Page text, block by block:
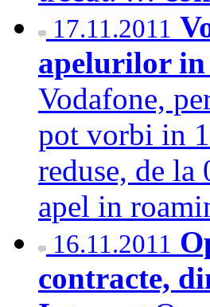
17.11.2011
apelurilor
Vodafone,
pot vorbi in
reduse, de
apel in
16.11.2011
contracte,